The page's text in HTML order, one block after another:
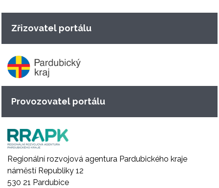
Zřizovatel portálu
Provozovatel portálu
Regionální rozvojová agentura Pardubického kraje
náměstí Republiky 12
530 21 Pardubice